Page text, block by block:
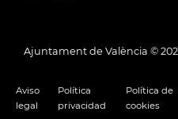
Ajuntament de València ©
Aviso
legal
Política
privacidad
Política de
cookies